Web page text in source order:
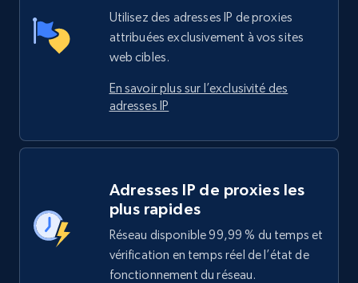
Utilisez des adresses IP de proxies
attribuées exclusivement à vos sites
web cibles.
En savoir plus sur l’exclusivité des
adresses IP
Adresses IP de proxies les
plus rapides
Réseau disponible 99,99 % du temps et
vérification en temps réel de l’état de
fonctionnement du réseau.